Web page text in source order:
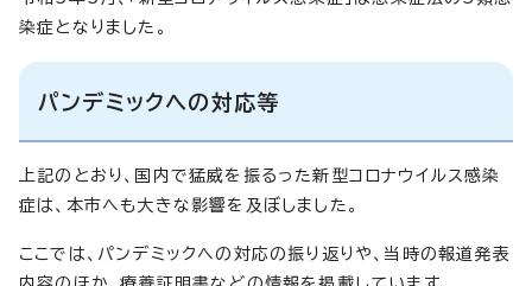
染症となりました。
パンデミックへの対応等
上記のとおり、国内で猛威を振るった新型コロナウイルス感染
症は、本市へも大きな影響を及ぼしました。
ここでは、パンデミックへの対応の振り返りや、当時の報道発表